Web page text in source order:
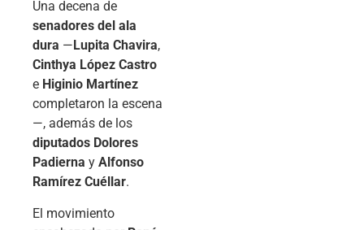
Una decena de
senadores del ala
dura — Lupita Chavira,
Cinthya López Castro
e Higinio Martínez
completaron la escena
—, además de los
diputados Dolores
Padierna y Alfonso
Ramírez Cuéllar.
El movimiento